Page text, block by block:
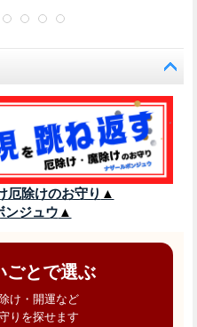
厄除けのお守り ▲
ンジュウ ▲
ごとで選ぶ
け・開運など
りを探せます